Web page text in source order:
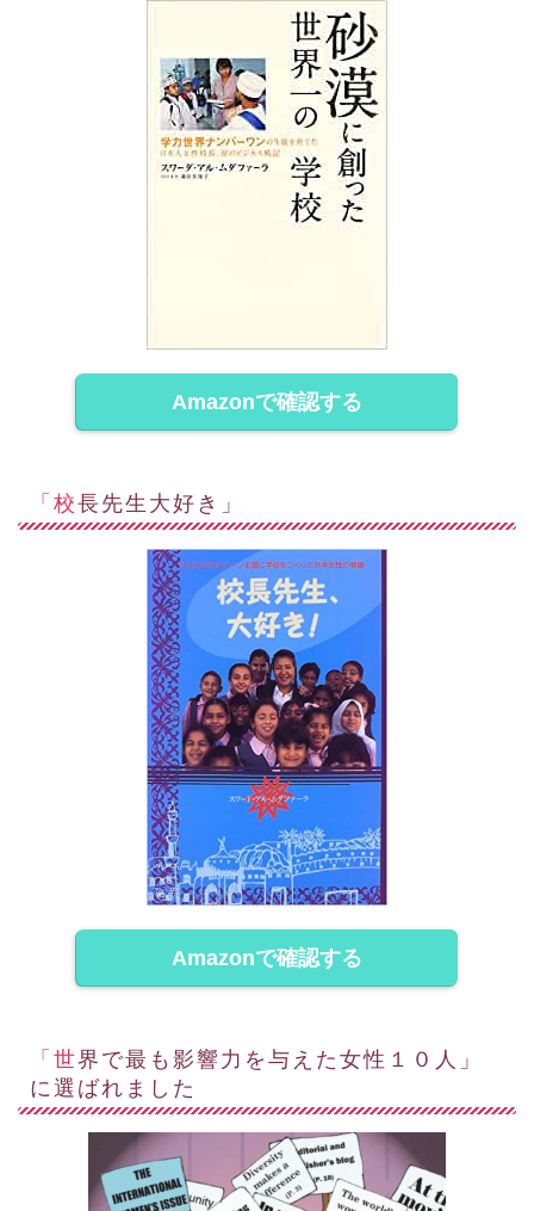
Amazonで確認する
「校長先生大好き」
Amazonで確認する
「世界で最も影響力を与えた女性１０人」
に選ばれました